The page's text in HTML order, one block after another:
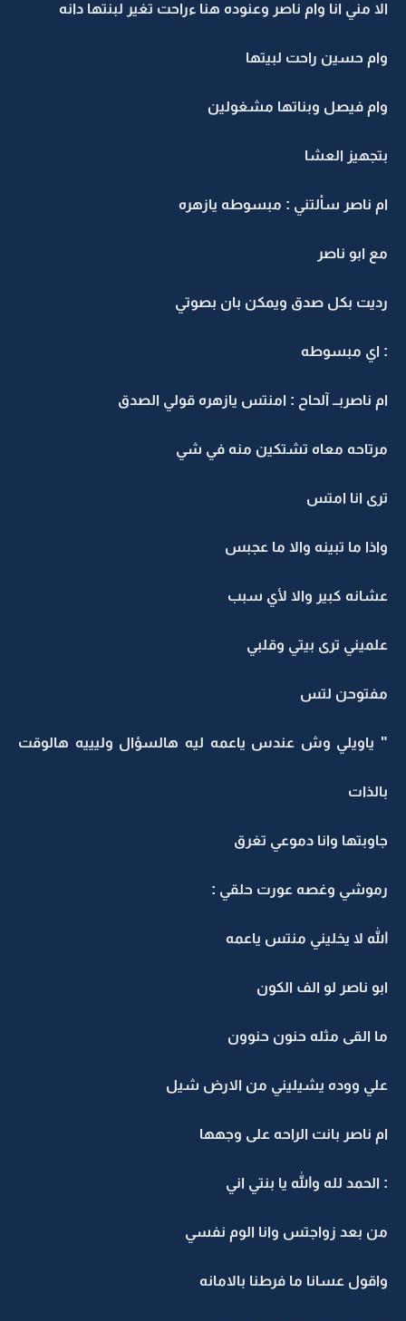
الا مني انا وام ناصر وعنوده هنا ءراحت تغير لبنتها دانه
وام حسين راحت لبيتها
وام فيصل وبناتها مشغولين
بتجهيز العشا
ام ناصر سألتني : مبسوطه يازهره
مع ابو ناصر
رديت بكل صدق ويمكن بان بصوتي
: اي مبسوطه
ام ناصربــ آلحاح : امنتس يازهره قولي الصدق
مرتاحه معاه تشتكين منه في شي
ترى انا امتس
واذا ما تبينه والا ما عجبس
عشانه كبير والا لأي سبب
علميني ترى بيتي وقلبي
مفتوحن لتس
" ياويلي وش عندس ياعمه ليه هالسؤال وليييه هالوقت
بالذات
جاوبتها وانا دموعي تغرق
رموشي وغصه عورت حلقي :
الله لا يخليني منتس ياعمه
ابو ناصر لو الف الكون
ما القى مثله حنون حنوون
علي ووده يشيليني من الارض شيل
ام ناصر بانت الراحه على وجهها
: الحمد لله والله يا بنتي اني
من بعد زواجتس وانا الوم نفسي
واقول عسانا ما فرطنا بالامانه